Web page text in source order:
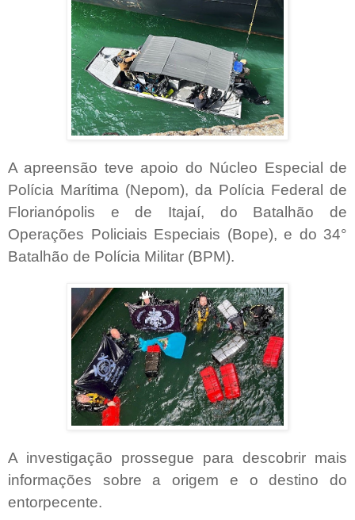
A apreensão teve apoio do Núcleo Especial de
Polícia Marítima (Nepom), da Polícia Federal de
Florianópolis e de Itajaí, do Batalhão de
Operações Policiais Especiais (Bope), e do 34°
Batalhão de Polícia Militar (BPM).
A investigação prossegue para descobrir mais
informações sobre a origem e o destino do
entorpecente.